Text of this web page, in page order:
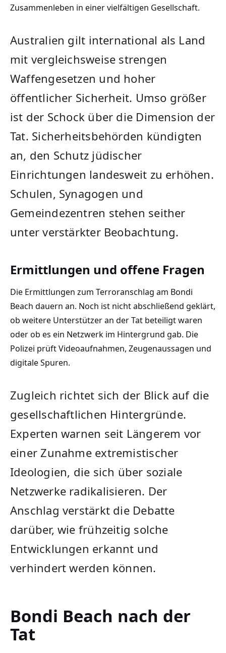
Zusammenleben in einer vielfältigen Gesellschaft.
Australien gilt international als Land
mit vergleichsweise strengen
Waffengesetzen und hoher
öffentlicher Sicherheit. Umso größer
ist der Schock über die Dimension der
Tat. Sicherheitsbehörden kündigten
an, den Schutz jüdischer
Einrichtungen landesweit zu erhöhen.
Schulen, Synagogen und
Gemeindezentren stehen seither
unter verstärkter Beobachtung.
Ermittlungen und offene Fragen
Die Ermittlungen zum Terroranschlag am Bondi
Beach dauern an. Noch ist nicht abschließend geklärt,
ob weitere Unterstützer an der Tat beteiligt waren
oder ob es ein Netzwerk im Hintergrund gab. Die
Polizei prüft Videoaufnahmen, Zeugenaussagen und
digitale Spuren.
Zugleich richtet sich der Blick auf die
gesellschaftlichen Hintergründe.
Experten warnen seit Längerem vor
einer Zunahme extremistischer
Ideologien, die sich über soziale
Netzwerke radikalisieren. Der
Anschlag verstärkt die Debatte
darüber, wie frühzeitig solche
Entwicklungen erkannt und
verhindert werden können.
Bondi Beach nach der
Tat